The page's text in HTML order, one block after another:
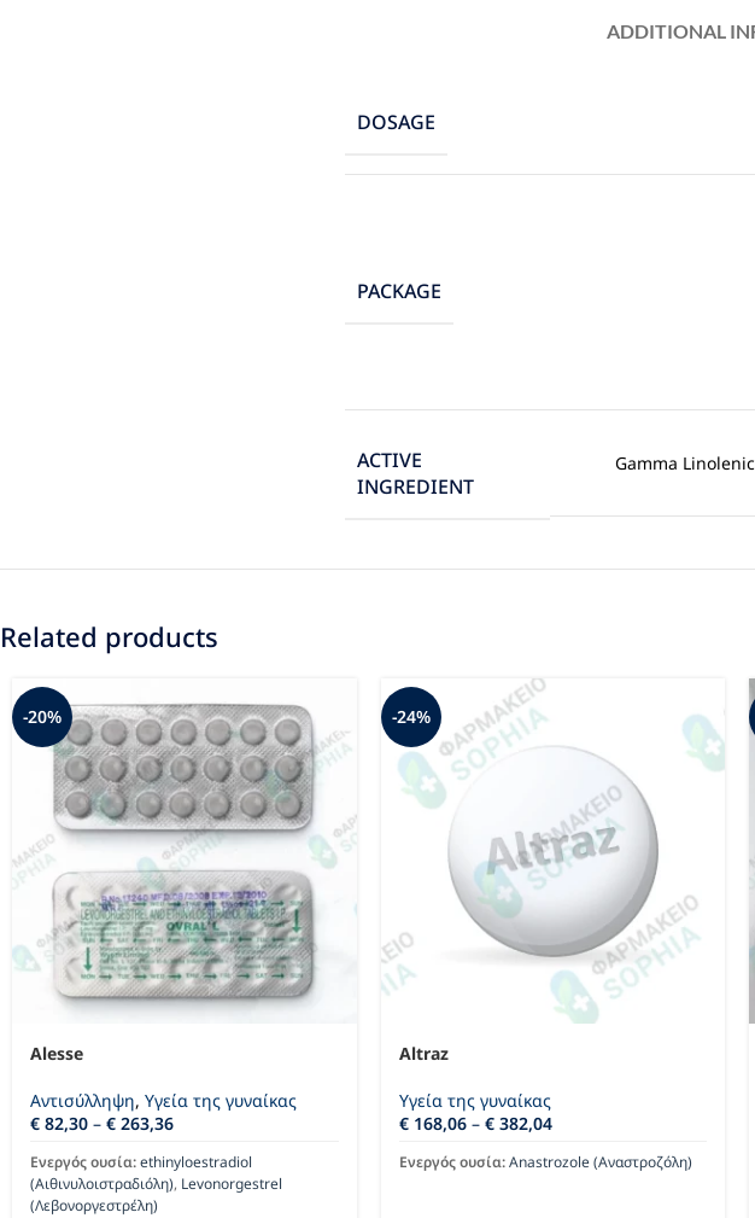
ADDITIONAL
DOSAGE
PACKAGE
ACTIVE
INGREDIENT
Gamma
Related products
-20%
Alesse
Αντισύλληψη, Υγεία της γυναίκας
€ 82,30 – € 263,36
Ενεργός ουσία:ethinyloestradiol
(Αιθινυλοιστραδιόλη), Levonorgestrel
(Λεβονοργεστρέλη)
-24%
Altraz
Υγεία της γυναίκας
€168,06 – €382,04
Ενεργός ουσία:Anastrozole (Αναστροζόλη)